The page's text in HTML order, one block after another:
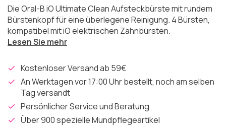
Die Oral-B iO Ultimate Clean Aufsteckbürste mit rundem
Bürstenkopf für eine überlegene Reinigung. 4 Bürsten,
kompatibel mit iO elektrischen Zahnbürsten.
Lesen Sie mehr
Kostenloser Versand ab 59€
An Werktagen vor 17:00 Uhr bestellt, noch am selben
Tag versandt
Persönlicher Service und Beratung
Über 900 spezielle Mundpflegeartikel